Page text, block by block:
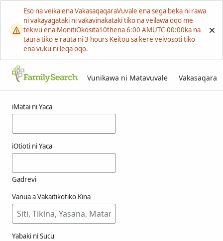
Eso na veika ena VakasaqaqaraVuvale ena sega beka ni rawa
ni vakayagataki ni vakavinakataki tiko na veilawa oqo me
tekivu ena MonitiOkosita10thena 6:00 AMUTC-00:00ka na
taura tiko e rauta ni 3 hours Keitou sa kere veivosoti tiko
ena vuku ni leqa oqo.
Vunikawa ni Matavuvale Vakasaqara
iMatai ni Yaca
iOtioti ni Yaca
Gadrevi
Vanua a Vakaitikotiko Kina
Yabaki ni Sucu